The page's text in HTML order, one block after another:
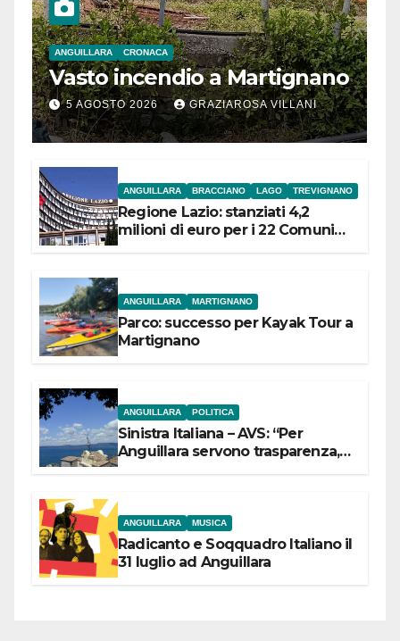
ANGUILLARA CRONACA
Vasto incendio a Martignano
5 AGOSTO 2026 GRAZIAROSA VILLANI
ANGUILLARA BRACCIANO LAGO TREVIGNANO
Regione Lazio: stanziati 4,2
milioni di euro per i 22 Comuni
ANGUILLARA MARTIGNANO
Parco: successo per Kayak Tour a
Martignano
ANGUILLARA POLITICA
Sinistra Italiana – AVS: “Per
Anguillara servono trasparenza,
ANGUILLARA MUSICA
Radicanto e Soqquadro Italiano il
31 luglio ad Anguillara